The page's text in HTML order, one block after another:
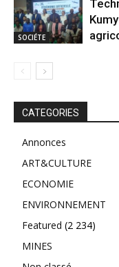
SOCIÉTE
CATEGORIES
Annonces
ART&CULTURE
ECONOMIE
ENVIRONNEMENT
Featured (2 234)
MINES